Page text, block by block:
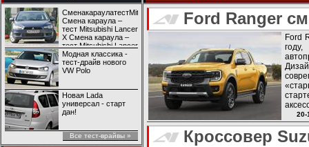
СменакараулатестMitsubishiLancerX
Смена караула –
тест Mitsubishi Lancer
X Смена караула –
тест Mitsubishi Lancer
X
Модная классика -
тест-драйв нового
VW Polo
Новая Lada
универсал - старт
дан!
Все тест-врайвы »
Ford Ranger
Ford
20-
Кроссовер